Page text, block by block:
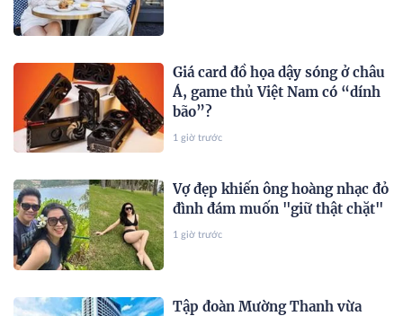
Giá card đồ họa dậy sóng ở châu
Á, game thủ Việt Nam có “dính
bão”?
1 giờ trước
Vợ đẹp khiến ông hoàng nhạc đỏ
đình đám muốn "giữ thật chặt"
1 giờ trước
Tập đoàn Mường Thanh vừa